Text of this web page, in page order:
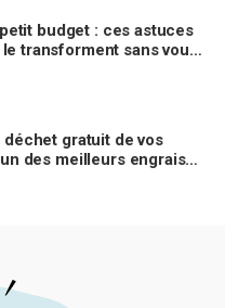
budget : ces astuces
transforment sans vous
déchet gratuit de vos
des meilleurs engrais